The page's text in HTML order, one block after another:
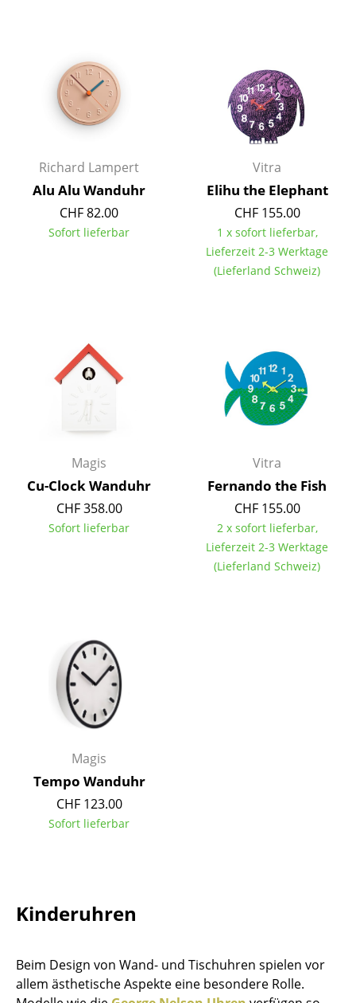
Schreibtische
Sekretäre & PC-Tische
Stehtische & Stehpulte
Kindertische
Gartentische
Aufbewahren
Regale & Schränke
Bücherregale
Wandregale
Sideboards & Kommoden
TV Möbel
Kleinaufbewahrung
Einzelteile
... alle Aufbewahrungsmöbel
Hängeleuchten & Deckenleuchten
Tischleuchten
Bodenleuchten
Outdoor-Leuchten
Richard Lampert
Alu Alu Wanduhr
CHF 82.00
Sofort lieferbar
Vitra
Elihu the Elephant
CHF 155.00
1 x sofort lieferbar,
Lieferzeit 2-3 Werktage
(Lieferland Schweiz)
Magis
Cu-Clock Wanduhr
CHF 358.00
Sofort lieferbar
Vitra
Fernando the Fish
CHF 155.00
2 x sofort lieferbar,
Lieferzeit 2-3 Werktage
(Lieferland Schweiz)
Magis
Tempo Wanduhr
CHF 123.00
Sofort lieferbar
Kinderuhren
Beim Design von Wand- und Tischuhren spielen vor
allem ästhetische Aspekte eine besondere Rolle.